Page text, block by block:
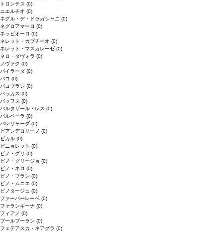
トロンテス (0)
ニエルチオ (0)
ネグル・デ・ドラガシャニ (0)
ネグロアマーロ (0)
ネッビオーロ (0)
ネレット・カプチーオ (0)
ネレット・マスカレーゼ (0)
ネロ・ダヴォラ (0)
ノヴァク (0)
バイラーダ (0)
バコ (0)
バコブラン (0)
バッカス (0)
バッフス (0)
バルタザール・レス (0)
バルベーラ (0)
パレリャーダ (0)
ピアンデロリーノ (0)
ビカル (0)
ピニョレット (0)
ピノ・グリ (0)
ピノ・グリージョ (0)
ピノ・ネロ (0)
ピノ・ブラン (0)
ピノ・ムニエ (0)
ピノタージュ (0)
ファーバーレーベ (0)
ファランギーナ (0)
フィアノ (0)
ブールブーラン (0)
フェテアスカ・ネアグラ (0)